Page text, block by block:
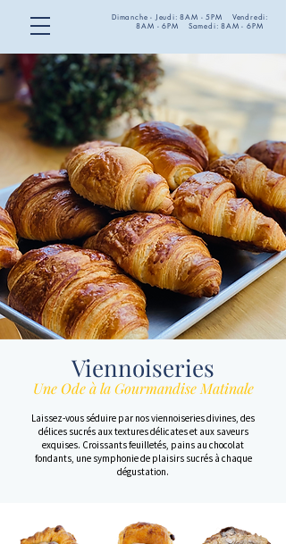
Dimanche - Jeudi: 8AM - 5PM Vendredi:
8AM - 6PM Samedi: 8AM - 6PM
Viennoiseries
Une Ode à la Gourmandise Matinale
Laissez-vous séduire par nos viennoiseries divines, des
délices sucrés aux textures délicates et aux saveurs
exquises. Croissants feuilletés, pains au chocolat
fondants, une symphonie de plaisirs sucrés à chaque
dégustation.